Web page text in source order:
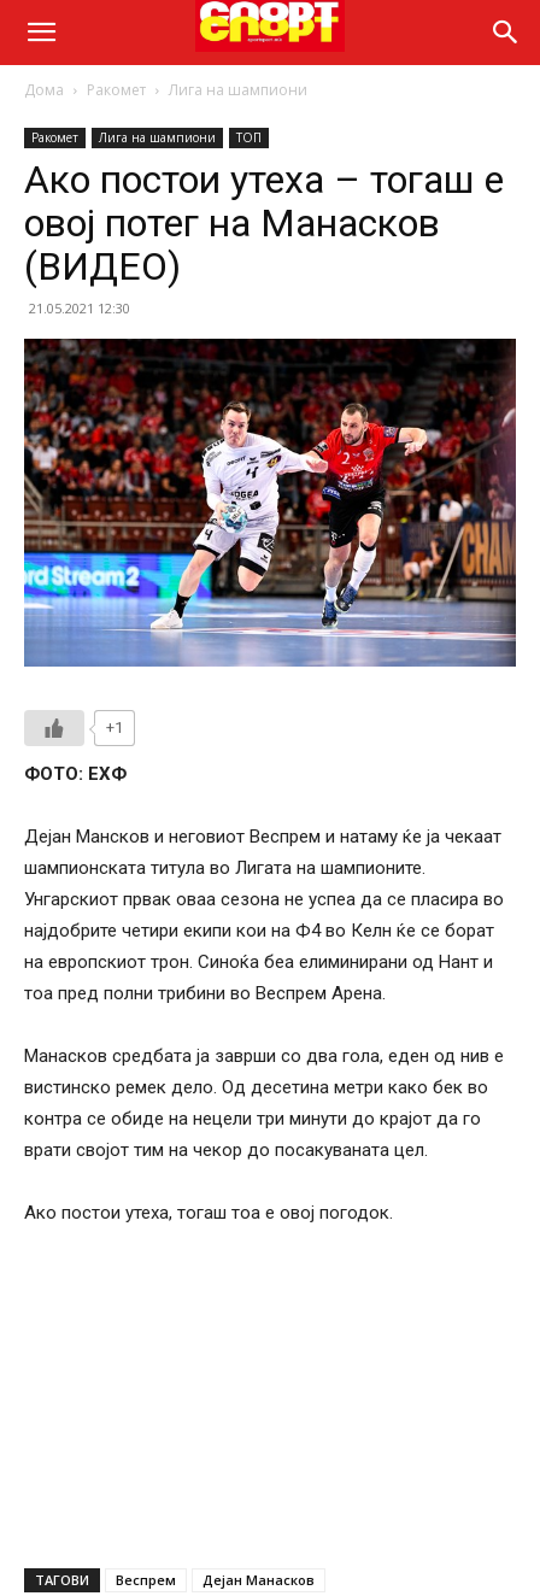
Дома Ракомет Лига на шампиони
Ракомет Лига на шампиони ТОП
Ако постои утеха – тогаш е
овој потег на Манасков
(ВИДЕО)
21.05.2021 12:30
+1
ФОТО: ЕХФ
Дејан Мансков и неговиот Веспрем и натаму ќе ја чекаат
шампионската титула во Лигата на шампионите.
Унгарскиот првак оваа сезона не успеа да се пласира во
најдобрите четири екипи кои на Ф4 во Келн ќе се борат
на европскиот трон. Синоќа беа елиминирани од Нант и
тоа пред полни трибини во Веспрем Арена.
Манасков средбата ја заврши со два гола, еден од нив е
вистинско ремек дело. Од десетина метри како бек во
контра се обиде на нецели три минути до крајот да го
врати својот тим на чекор до посакуваната цел.
Ако постои утеха, тогаш тоа е овој погодок.
ТАГОВИ Веспрем
Дејан Манасков